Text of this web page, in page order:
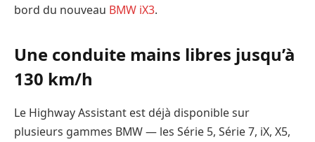
bord du nouveau BMW iX3.
Une conduite mains libres jusqu’à
130 km/h
Le Highway Assistant est déjà disponible sur
plusieurs gammes BMW — les Série 5, Série 7, iX, X5,